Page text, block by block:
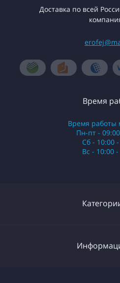
Доставка по всей
Время
Время работы
Пн-пт -
Сб - 10:00
Вс - 10:00